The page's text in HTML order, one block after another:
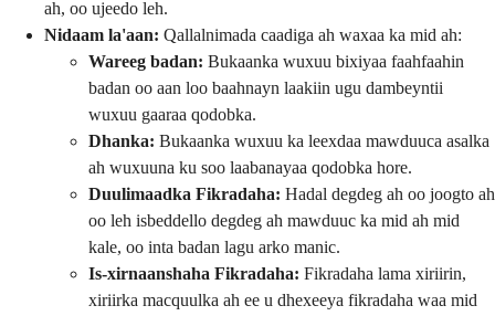
ah, oo ujeedo leh.
Nidaam la'aan: Qallalnimada caadiga ah waxaa ka mid ah:
Wareeg badan: Bukaanka wuxuu bixiyaa faahfaahin
badan oo aan loo baahnayn laakiin ugu dambeyntii
wuxuu gaaraa qodobka.
Dhanka: Bukaanka wuxuu ka leexdaa mawduuca asalka
ah wuxuuna ku soo laabanayaa qodobka hore.
Duulimaadka Fikradaha: Hadal degdeg ah oo joogto ah
oo leh isbeddello degdeg ah mawduuc ka mid ah mid
kale, oo inta badan lagu arko manic.
Is-xirnaanshaha Fikradaha: Fikradaha lama xiriirin,
xiriirka macquulka ah ee u dhexeeya fikradaha waa mid